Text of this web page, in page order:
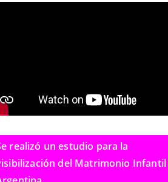
realizó un estudio para la
del Matrimonio Infantil